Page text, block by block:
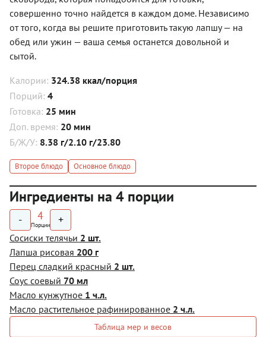
совершенно точно найдется в каждом доме. Независимо
от того, когда вы решите приготовить такую лапшу — на
обед или ужин — ваша семья останется довольной и
сытой.
Калории: 324.38 ккал/порция
Порций: 4
Готовка: 25 мин
Доп. время: 20 мин
Б/Ж/У: 8.38 г/2.10 г/23.80
Второе блюдо Основное блюдо
Ингредиенты на 4 порции
- 4
Порции +
Сосиски телячьи 2 шт.
Лапша рисовая 200 г
Перец сладкий красный 2 шт.
Соус соевый 70 мл
Масло кунжутное 1 ч.л.
Масло растительное рафинированное 2 ч.л.
Таблица мер и весов